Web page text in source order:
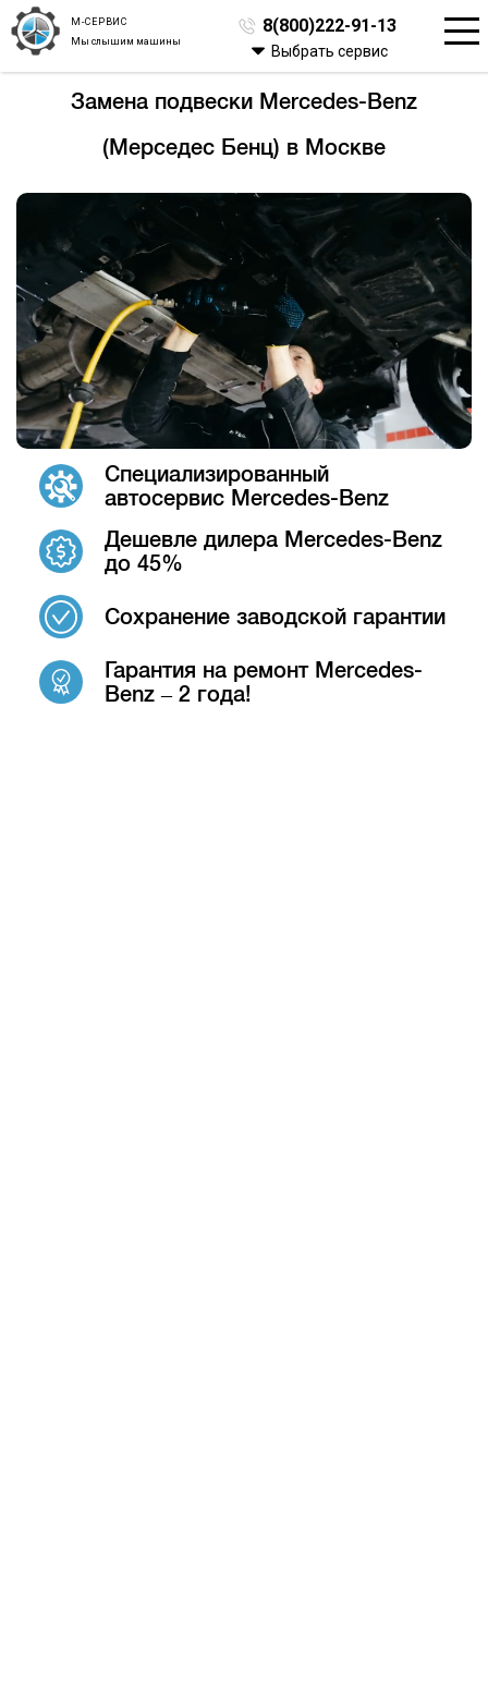
М-СЕРВИС
Мы слышим машины
8(800)222-91-13
Выбрать сервис
Замена подвески Mercedes-Benz
(Мерседес Бенц) в Москве
Специализированный
автосервис Mercedes-Benz
Дешевле дилера Mercedes-Benz
до 45%
Сохранение заводской гарантии
Гарантия на ремонт Mercedes-
Benz – 2 года!